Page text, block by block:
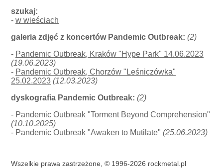
szukaj:
-w wieściach
galeria zdjęć z koncertów Pandemic Outbreak: (2)
- Pandemic Outbreak, Kraków "Hype Park" 14.06.2023
(19.06.2023)
- Pandemic Outbreak, Chorzów "Leśniczówka"
25.02.2023 (12.03.2023)
dyskografia Pandemic Outbreak: (2)
- Pandemic Outbreak "Torment Beyond Comprehension"
(10.10.2025)
- Pandemic Outbreak "Awaken to Mutilate"(25.06.2023)
Wszelkie prawa zastrzeżone, © 1996-2026 rockmetal.pl